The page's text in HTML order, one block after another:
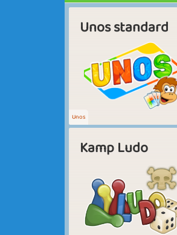
Unos standard
Unos
Kamp Ludo